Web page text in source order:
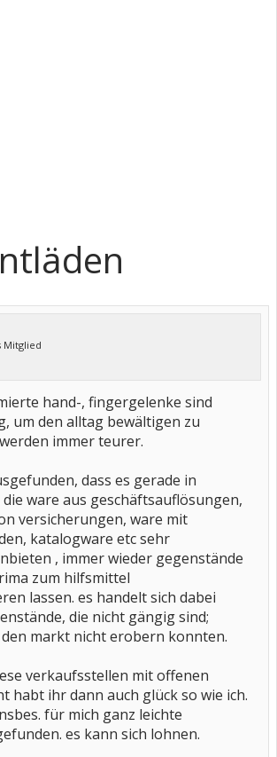
Mitglied
hand-, fingergelenke sind
um den alltag bewältigen zu
immer teurer.
dass es gerade in
ware aus geschäftsauflösungen,
versicherungen, ware mit
katalogware etc sehr
, immer wieder gegenstände
zum hilfsmittel
lassen. es handelt sich dabei
die nicht gängig sind;
markt nicht erobern konnten.
verkaufsstellen mit offenen
habt ihr dann auch glück so wie ich.
für mich ganz leichte
es kann sich lohnen.